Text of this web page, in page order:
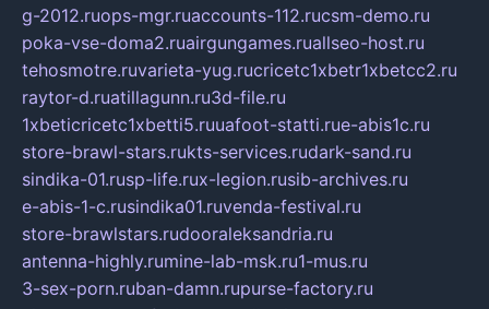
g-2012.ruops-mgr.ruaccounts-112.rucsm-demo.ru
poka-vse-doma2.ruairgungames.ruallseo-host.ru
tehosmotre.ruvarieta-yug.rucricetc1xbetr1xbetcc2.ru
raytor-d.ruatillagunn.ru3d-file.ru
1xbeticricetc1xbetti5.ruuafoot-statti.rue-abis1c.ru
store-brawl-stars.rukts-services.rudark-sand.ru
sindika-01.rusp-life.rux-legion.rusib-archives.ru
e-abis-1-c.rusindika01.ruvenda-festival.ru
store-brawlstars.rudooraleksandria.ru
antenna-highly.rumine-lab-msk.ru1-mus.ru
3-sex-porn.ruban-damn.rupurse-factory.ru